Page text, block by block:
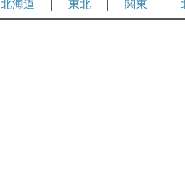
北海道 東北 関東